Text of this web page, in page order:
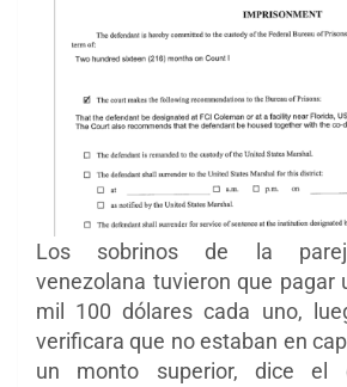
Los sobrinos de la
venezolana tuvieron que pagar
mil 100 dólares cada uno,
verificara que no estaban en
un monto superior, dice el